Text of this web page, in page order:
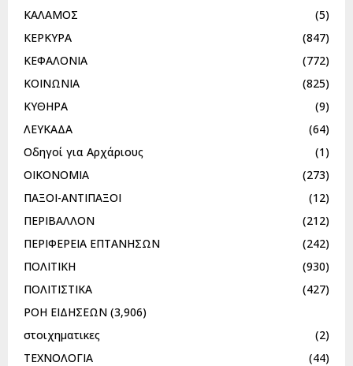
ΚΑΛΑΜΟΣ
(5)
ΚΕΡΚΥΡΑ
(847)
ΚΕΦΑΛΟΝΙΑ
(772)
ΚΟΙΝΩΝΙΑ
(825)
ΚΥΘΗΡΑ
(9)
ΛΕΥΚΑΔΑ
(64)
Οδηγοί για Αρχάριους
(1)
ΟΙΚΟΝΟΜΙΑ
(273)
ΠΑΞΟΙ-ΑΝΤΙΠΑΞΟΙ
(12)
ΠΕΡΙΒΑΛΛΟΝ
(212)
ΠΕΡΙΦΕΡΕΙΑ ΕΠΤΑΝΗΣΩΝ
(242)
ΠΟΛΙΤΙΚΗ
(930)
ΠΟΛΙΤΙΣΤΙΚΑ
(427)
ΡΟΗ ΕΙΔΗΣΕΩΝ (3,906)
στοιχηματικες
(2)
ΤΕΧΝΟΛΟΓΙΑ
(44)